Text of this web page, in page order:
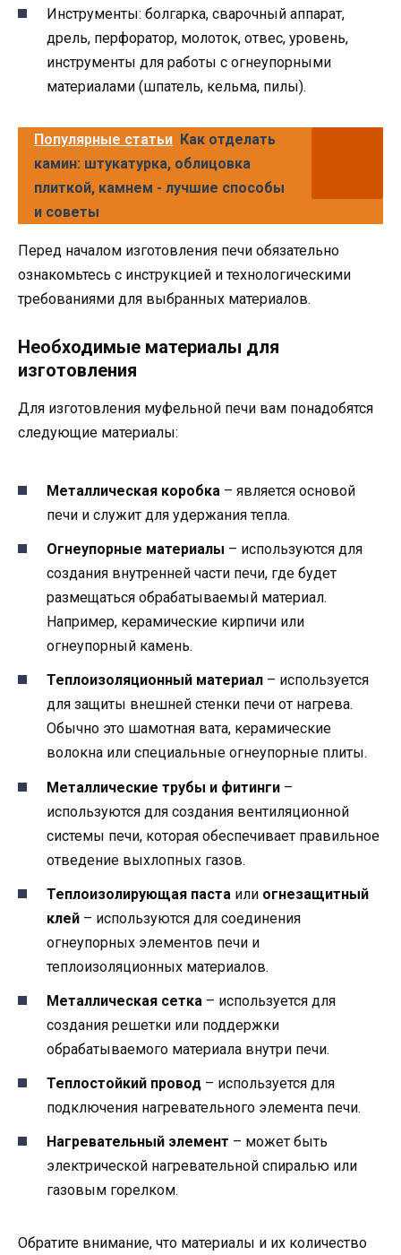
Инструменты: болгарка, сварочный аппарат,
дрель, перфоратор, молоток, отвес, уровень,
инструменты для работы с огнеупорными
материалами (шпатель, кельма, пилы).
Популярные статьи Как отделать
камин: штукатурка, облицовка
плиткой, камнем - лучшие способы
и советы
Перед началом изготовления печи обязательно
ознакомьтесь с инструкцией и технологическими
требованиями для выбранных материалов.
Необходимые материалы для
изготовления
Для изготовления муфельной печи вам понадобятся
следующие материалы:
Металлическая коробка – является основой
печи и служит для удержания тепла.
Огнеупорные материалы – используются для
создания внутренней части печи, где будет
размещаться обрабатываемый материал.
Например, керамические кирпичи или
огнеупорный камень.
Теплоизоляционный материал – используется
для защиты внешней стенки печи от нагрева.
Обычно это шамотная вата, керамические
волокна или специальные огнеупорные плиты.
Металлические трубы и фитинги –
используются для создания вентиляционной
системы печи, которая обеспечивает правильное
отведение выхлопных газов.
Теплоизолирующая паста или огнезащитный
клей – используются для соединения
огнеупорных элементов печи и
теплоизоляционных материалов.
Металлическая сетка – используется для
создания решетки или поддержки
обрабатываемого материала внутри печи.
Теплостойкий провод – используется для
подключения нагревательного элемента печи.
Нагревательный элемент – может быть
электрической нагревательной спиралью или
газовым горелком.
Обратите внимание, что материалы и их количество